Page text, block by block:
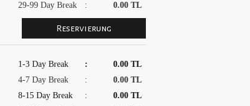
29-99 Day Break
: 0.00 TL
1-3 Day Break :
0.00 TL
4-7 Day Break
:
0.00 TL
8-15 Day Break
:
0.00 TL